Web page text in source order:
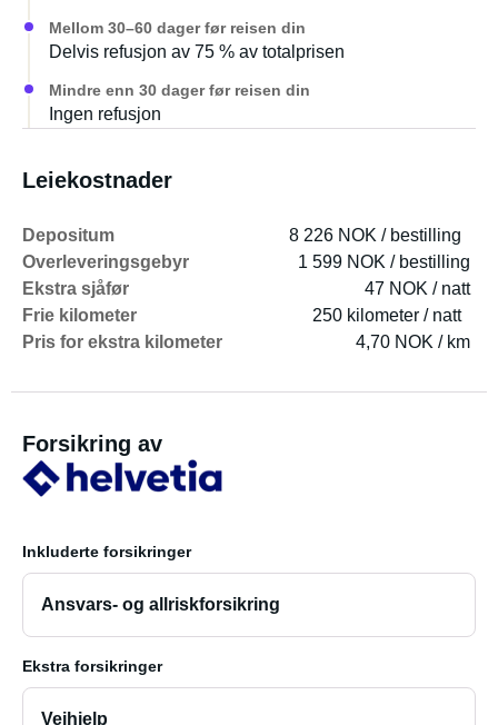
Mellom 30–60 dager før reisen din
Delvis refusjon av 75 % av totalprisen
Mindre enn 30 dager før reisen din
Ingen refusjon
Leiekostnader
Depositum
8 226 NOK / bestilling
Overleveringsgebyr
1 599 NOK / bestilling
Ekstra sjåfør
47 NOK / natt
Frie kilometer
250 kilometer / natt
Pris for ekstra kilometer
4,70 NOK / km
Forsikring av
Inkluderte forsikringer
Ansvars- og allriskforsikring
Ekstra forsikringer
Veihjelp